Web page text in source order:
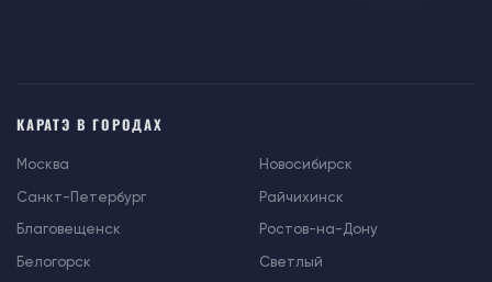
КАРАТЭ В ГОРОДАХ
Москва
Санкт-Петербург
Благовещенск
Белогорск
Новосибирск
Райчихинск
Ростов-на-Дону
Светлый